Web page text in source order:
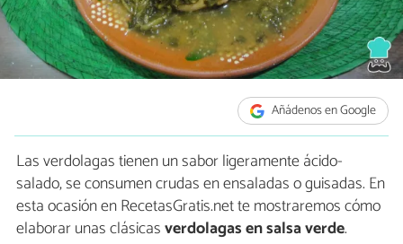
Añádenos en Google
Las verdolagas tienen un sabor ligeramente ácido-
salado, se consumen crudas en ensaladas o guisadas. En
esta ocasión en RecetasGratis.net te mostraremos cómo
elaborar unas clásicasverdolagas en salsa verde.